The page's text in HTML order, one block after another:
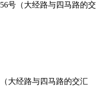
号（大经路与四马路的交
大经路与四马路的交汇